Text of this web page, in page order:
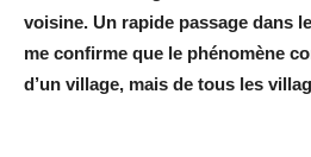
voisine. Un rapide passage dans
me confirme que le phénomène
d’un village, mais de tous les